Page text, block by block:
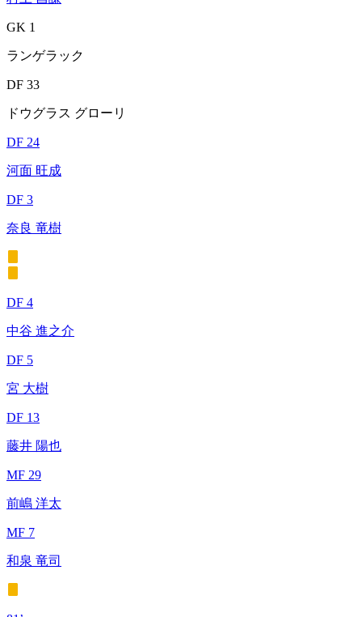
GK 1
ランゲラック
DF 33
ドウグラス グローリ
DF 24
河面 旺成
DF 3
奈良 竜樹
DF 4
中谷 進之介
DF 5
宮 大樹
DF 13
藤井 陽也
MF 29
前嶋 洋太
MF 7
和泉 竜司